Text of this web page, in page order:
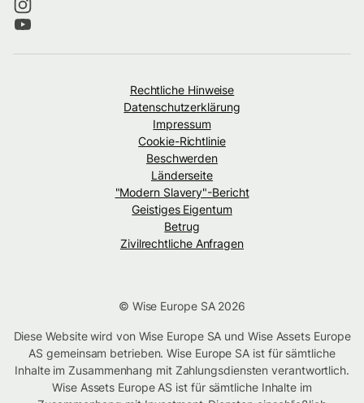
Rechtliche Hinweise
Datenschutzerklärung
Impressum
Cookie-Richtlinie
Beschwerden
Länderseite
"Modern Slavery"-Bericht
Geistiges Eigentum
Betrug
Zivilrechtliche Anfragen
© Wise Europe SA 2026
Diese Website wird von Wise Europe SA und Wise Assets Europe
AS gemeinsam betrieben. Wise Europe SA ist für sämtliche
Inhalte im Zusammenhang mit Zahlungsdiensten verantwortlich.
Wise Assets Europe AS ist für sämtliche Inhalte im